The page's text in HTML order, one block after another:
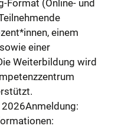
Format (Online- und
einem
einer
Weiterbildung wird